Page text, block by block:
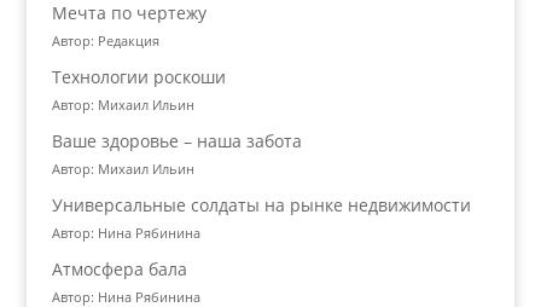
Мечта по чертежу
Автор: Редакция
Технологии роскоши
Автор: Михаил Ильин
Ваше здоровье – наша забота
Автор: Михаил Ильин
Универсальные солдаты на рынке недвижимости
Автор: Нина Рябинина
Атмосфера бала
Автор: Нина Рябинина